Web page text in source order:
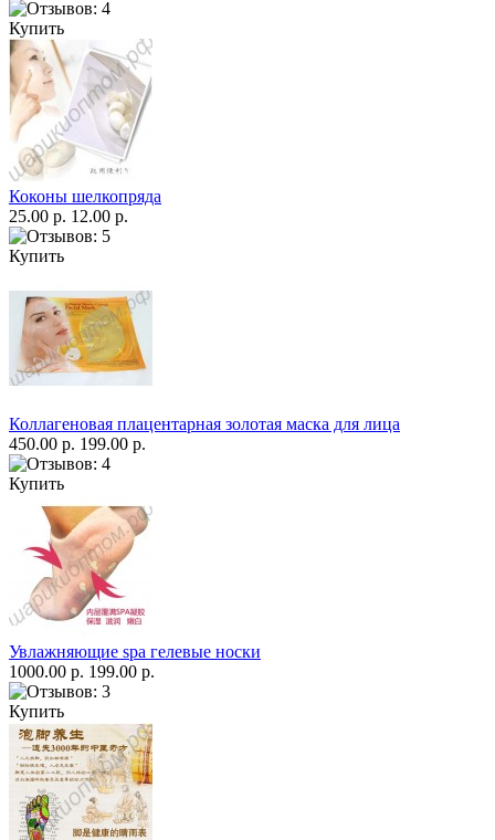
Купить
Коконы шелкопряда
25.00 р. 12.00 р.
Купить
Коллагеновая плацентарная золотая маска для лица
450.00 р. 199.00 р.
Купить
Увлажняющие spa гелевые носки
1000.00 р. 199.00 р.
Купить